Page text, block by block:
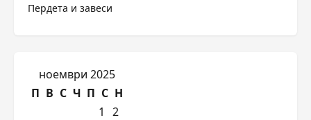
Пердета и завеси
ноември 2025
П В С Ч П С Н
1
2